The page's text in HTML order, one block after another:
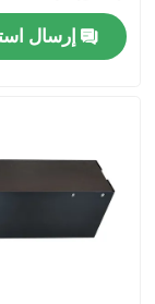
معلومات عنا
إرسال